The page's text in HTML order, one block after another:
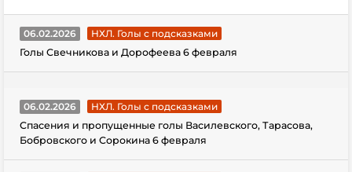
06.02.2026
НХЛ. Голы с подсказками
Голы Свечникова и Дорофеева 6 февраля
06.02.2026
НХЛ. Голы с подсказками
Спасения и пропущенные голы Василевского, Тарасова,
Бобровского и Сорокина 6 февраля